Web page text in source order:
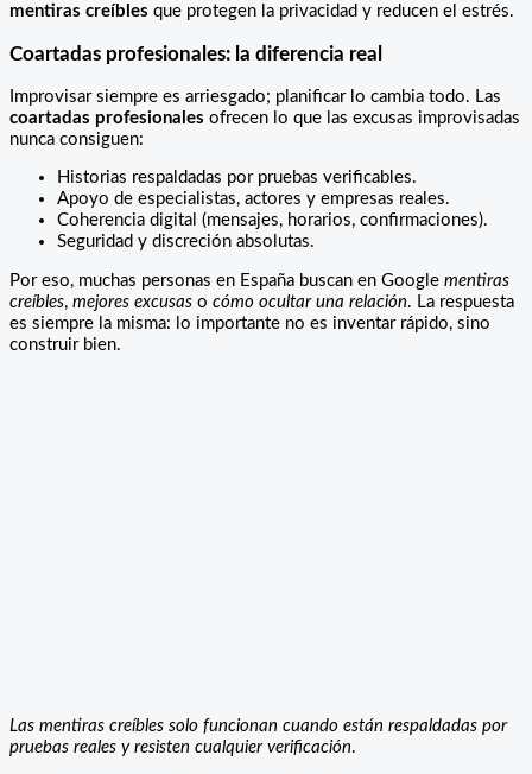
mentiras creíbles que protegen la privacidad y reducen el estrés.
Coartadas profesionales: la diferencia real
Improvisar siempre es arriesgado; planificar lo cambia todo. Las
coartadas profesionales ofrecen lo que las excusas improvisadas
nunca consiguen:
Historias respaldadas por pruebas verificables.
Apoyo de especialistas, actores y empresas reales.
Coherencia digital (mensajes, horarios, confirmaciones).
Seguridad y discreción absolutas.
Por eso, muchas personas en España buscan en Google mentiras
creíbles, mejores excusas o cómo ocultar una relación. La respuesta
es siempre la misma: lo importante no es inventar rápido, sino
construir bien.
Las mentiras creíbles solo funcionan cuando están respaldadas por
pruebas reales y resisten cualquier verificación.